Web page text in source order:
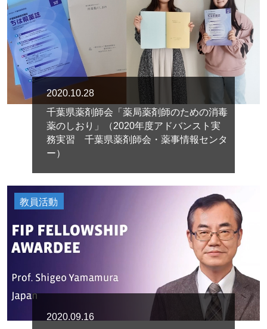
2020.10.28
千葉県薬剤師会「薬局薬剤師のための消毒
薬のしおり」（2020年度アドバンスト実
務実習 千葉県薬剤師会・薬事情報センタ
ー）
教員活動
2020.09.16